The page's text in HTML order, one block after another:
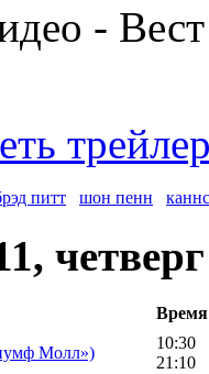
- Вест
трейлер
питт шон пенн
четверг
Время
Молл»)
10:30
21:10